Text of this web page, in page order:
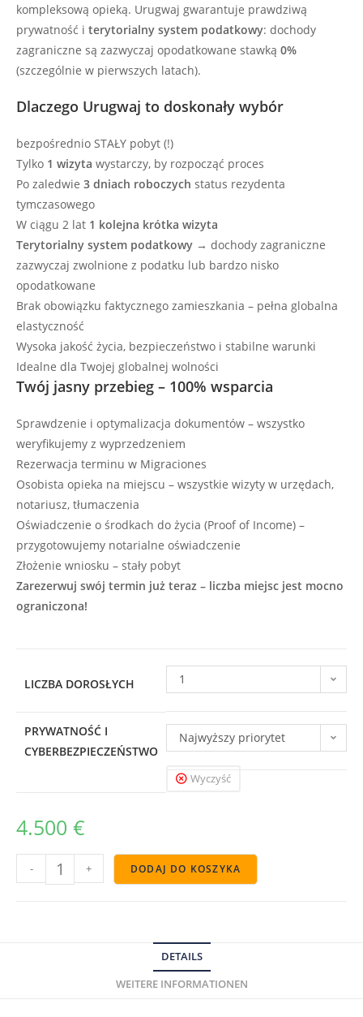
kompleksową opieką. Urugwaj gwarantuje prawdziwą
prywatność i terytorialny system podatkowy: dochody
zagraniczne są zazwyczaj opodatkowane stawką 0%
(szczególnie w pierwszych latach).
Dlaczego Urugwaj to doskonały wybór
bezpośrednio STAŁY pobyt (!)
Tylko 1 wizyta wystarczy, by rozpocząć proces
Po zaledwie 3 dniach roboczych status rezydenta
tymczasowego
W ciągu 2 lat 1 kolejna krótka wizyta
Terytorialny system podatkowy → dochody zagraniczne
zazwyczaj zwolnione z podatku lub bardzo nisko
opodatkowane
Brak obowiązku faktycznego zamieszkania – pełna globalna
elastyczność
Wysoka jakość życia, bezpieczeństwo i stabilne warunki
Idealne dla Twojej globalnej wolności
Twój jasny przebieg – 100% wsparcia
Sprawdzenie i optymalizacja dokumentów – wszystko
weryfikujemy z wyprzedzeniem
Rezerwacja terminu w Migraciones
Osobista opieka na miejscu – wszystkie wizyty w urzędach,
notariusz, tłumaczenia
Oświadczenie o środkach do życia (Proof of Income) –
przygotowujemy notarialne oświadczenie
Złożenie wniosku – stały pobyt
Zarezerwuj swój termin już teraz – liczba miejsc jest mocno
ograniczona!
LICZBA DOROSŁYCH 1
PRYWATNOŚĆ I
CYBERBEZPIECZEŃSTWO
Najwyższy priorytet
Wyczyść
4.500 €
- + DODAJ DO KOSZYKA
DETAILS
WEITERE INFORMATIONEN